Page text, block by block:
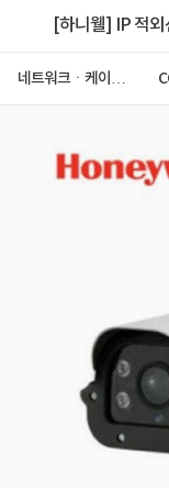
[하니웰] IP 적
네트워크ㆍ케이블